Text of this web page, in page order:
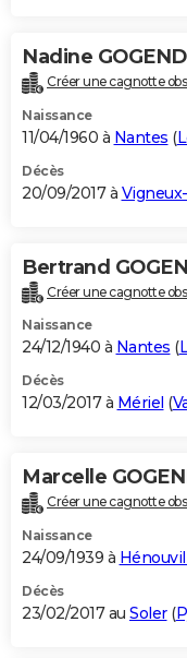
Nadine
Créer une cagnotte
Naissance
11/04/1960 à Nantes (
Décès
20/09/2017 à
Bertrand
Créer une cagnotte
Naissance
24/12/1940 à Nantes (
Décès
12/03/2017 à Mériel (
Marcelle
Créer une cagnotte
Naissance
24/09/1939 à
Décès
23/02/2017 au Soler(